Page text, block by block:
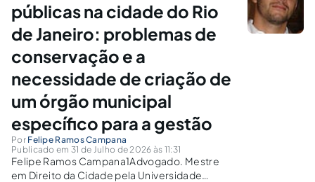
públicas na cidade do Rio
de Janeiro: problemas de
conservação e a
necessidade de criação de
um órgão municipal
específico para a gestão
Por Felipe Ramos Campana
Publicado em 31 de Julho de 2026 às 11:31
Felipe Ramos Campana1Advogado. Mestre
em Direito da Cidade pela Universidade